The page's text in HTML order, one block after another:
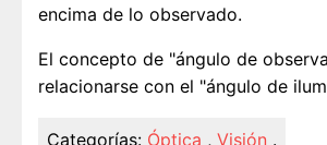
encima de lo observado.
El concepto de "ángulo de
relacionarse con el "ángulo de
Categorías: Óptica , Visión .